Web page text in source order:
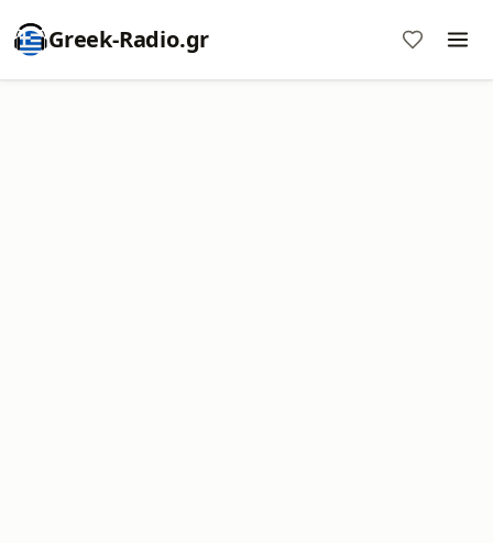
Greek-Radio.gr